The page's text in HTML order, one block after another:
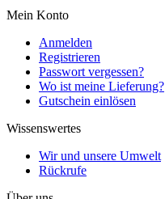
Mein Konto
Anmelden
Registrieren
Passwort vergessen?
Wo ist meine Lieferung?
Gutschein einlösen
Wissenswertes
Wir und unsere Umwelt
Rückrufe